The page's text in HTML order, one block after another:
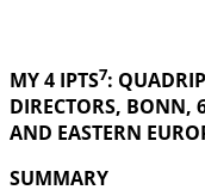
MY 4 IPTS7:
DIRECTORS, BONN,
AND EASTERN
SUMMARY